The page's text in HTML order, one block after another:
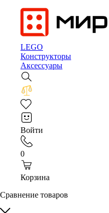
LEGO
Конструкторы
Аксессуары
Войти
0
Корзина
Сравнение товаров